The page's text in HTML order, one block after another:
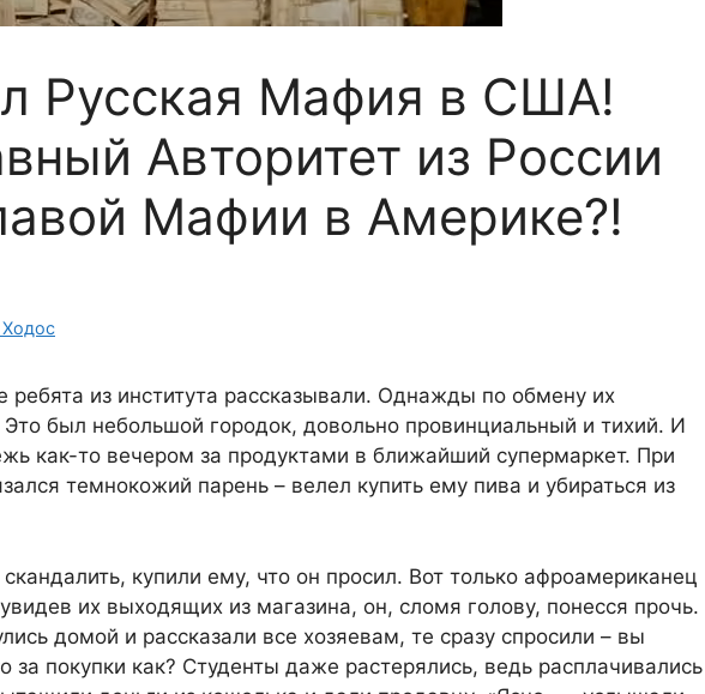
Русская Мафия в США!
Авторитет из России
Мафии в Америке?!
ребята из института рассказывали. Однажды по обмену их
был небольшой городок, довольно провинциальный и тихий. И
как-то вечером за продуктами в ближайший супермаркет. При
темнокожий парень – велел купить ему пива и убираться из
купили ему, что он просил. Вот только афроамериканец
их выходящих из магазина, он, сломя голову, понесся прочь.
домой и рассказали все хозяевам, те сразу спросили – вы
за покупки как? Студенты даже растерялись, ведь расплачивались